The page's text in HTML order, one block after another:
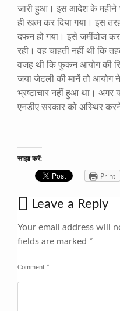
जारी हुआ। इस आदेश के महीने
ही खत्म कर दिया गया। इस
दफन हो गया। इसे जमींदोज
रही। वह चाहती नहीं थी कि
वजह थी कि फुकन आयोग की
जया जेटली की मानें तो आयोग ने
भ्रष्टाचार नहीं हुआ था। अगर
एनडीए सरकार को अस्थिर
साझा करें:
Print
Leave a Reply
Your email address will
fields are marked *
Comment *